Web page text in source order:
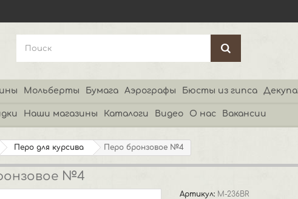
Мольберты Бумага Аэрографы Бюсты из гипса
Наши магазины Каталоги Видео О нас Вакансии
Перо для курсива Перо бронзовое №4
№4
Артикул: M-236BR